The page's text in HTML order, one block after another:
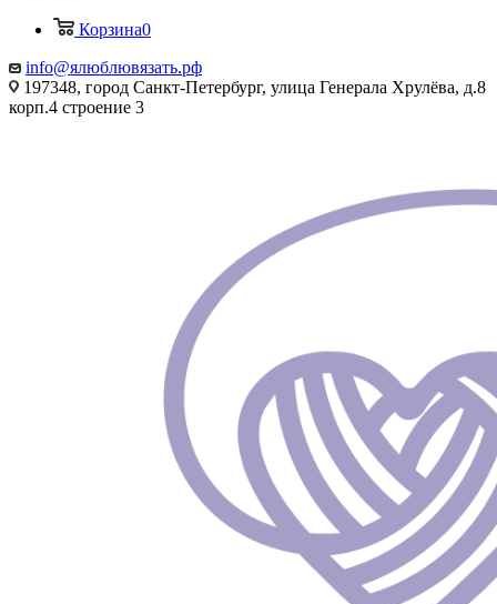
Корзина0
info@ялюблювязать.рф
197348, город Санкт-Петербург, улица Генерала Хрулёва, д.8
корп.4 строение 3